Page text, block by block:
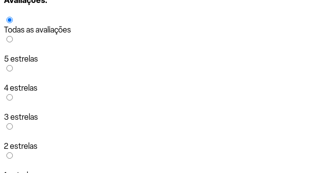
Todas as avaliações
5 estrelas
4 estrelas
3 estrelas
2 estrelas